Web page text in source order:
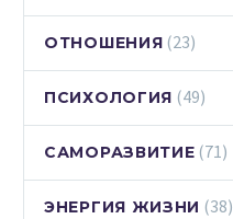
ОТНОШЕНИЯ (23)
ПСИХОЛОГИЯ (49)
САМОРАЗВИТИЕ (71)
ЭНЕРГИЯ ЖИЗНИ (38)